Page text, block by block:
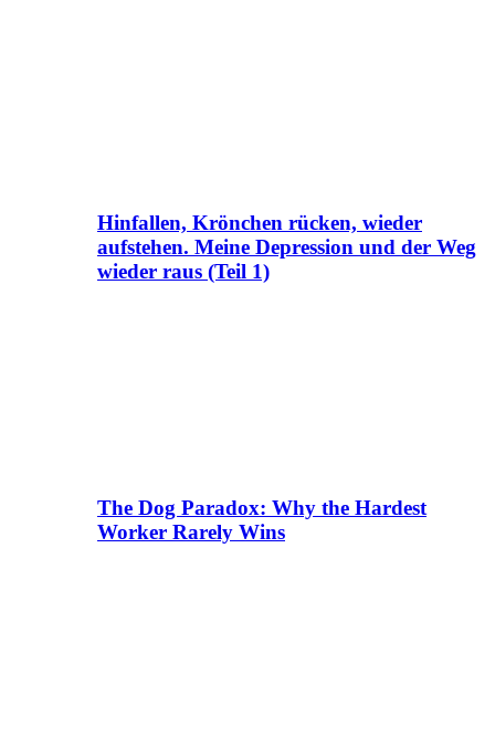
Hinfallen, Krönchen rücken, wieder
aufstehen. Meine Depression und der Weg
wieder raus (Teil 1)
The Dog Paradox: Why the Hardest
Worker Rarely Wins